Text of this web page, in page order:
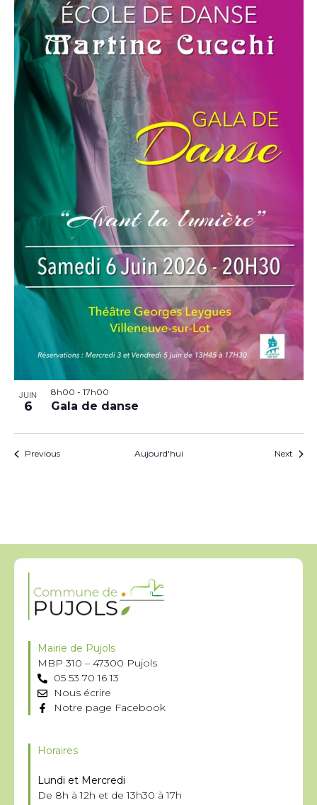
JUIN
6
8h00 - 17h00
Gala de danse
PreviousÉvènements Aujourd'hui Next
Mairie de Pujols
MBP 310 – 47300 Pujols
05 53 70 16 13
Nous écrire
Notre page Facebook
Horaires
Lundi et Mercredi
De 8h à 12h et de 13h30 à 17h